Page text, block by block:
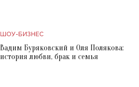
ШОУ-БИЗНЕС
Вадим Буряковский и Оля Полякова:
история любви, брак и семья